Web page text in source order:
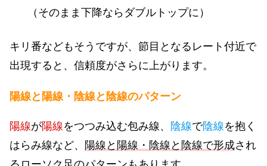
（そのまま下降ならダブルトップに）
キリ番などもそうですが、節目となるレート付近で
出現すると、信頼度がさらに上がります。
陽線と陽線・陰線と陰線のパターン
陽線が陽線をつつみ込む包み線、 陰線で陰線を抱く
はらみ線など、 陽線と陽線・陰線と陰線で形成され